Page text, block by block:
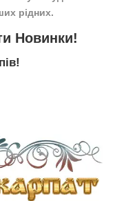
рідних.
Новинки!